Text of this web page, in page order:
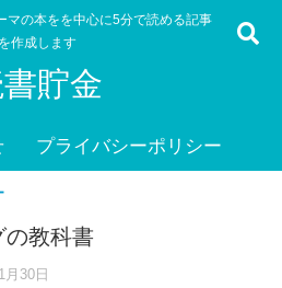
マの本をを中心に5分で読める記事
を作成します
貯金
プライバシーポリシー
の教科書
月30日